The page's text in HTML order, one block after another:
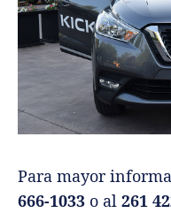
Para mayor
666-1033 o al 261